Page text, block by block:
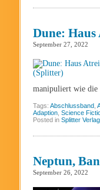
Dune:
September 27, 2022
manipuliert wie die
Tags: Abschlussband
Adaption Science
Posted in Splitter Verlag
Neptun,
September 26, 2022